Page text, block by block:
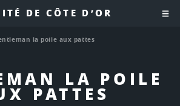
DE CÔTE D’OR
LA POILE
PATTES
la poile aux pattes